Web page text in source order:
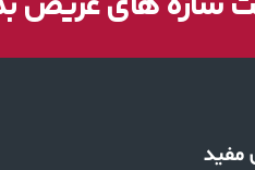
مفید